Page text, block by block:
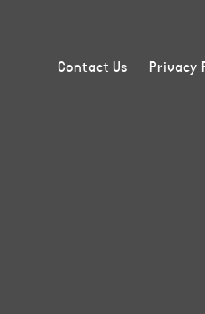
Privacy
Contact Us